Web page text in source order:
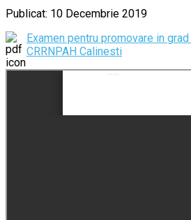
Publicat: 10 Decembrie 2019
Examen pentru promovare in
CRRNPAH Calinesti